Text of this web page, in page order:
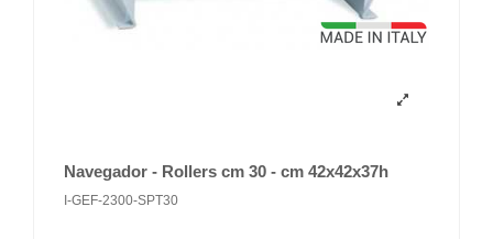
Navegador - Rollers cm 30 - cm 42x42x37h
I-GEF-2300-SPT30